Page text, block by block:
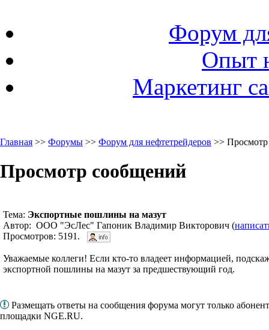
Форум
Опыт
Маркетинг
Главная >> Форумы >> Форум для нефтетрейдеров >>
Просмотр сообщений
Тема: Экспортные пошлины на мазут
Автор: ООО "ЭсЛес" Гапоник Владимир Викторович (
Просмотров: 5191.
Уважаемые коллеги! Если кто-то владеет информацией,
экспортной пошлины на мазут за предшествующий год.
Размещать ответы на сообщения форума могут только
площадки NGE.RU.